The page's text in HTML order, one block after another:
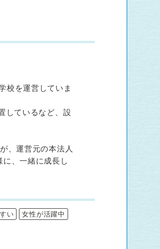
校を運営していま
しているなど、設
、運営元の本法人
、一緒に成長し
い
女性が活躍中